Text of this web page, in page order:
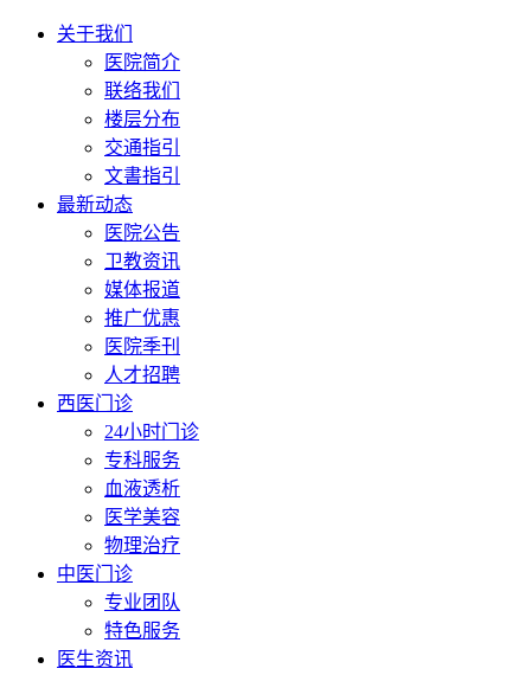
关于我们
医院简介
联络我们
楼层分布
交通指引
文書指引
最新动态
医院公告
卫教资讯
媒体报道
推广优惠
医院季刊
人才招聘
西医门诊
24小时门诊
专科服务
血液透析
医学美容
物理治疗
中医门诊
专业团队
特色服务
医生资讯